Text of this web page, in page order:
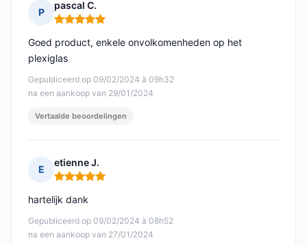
P
pascal C.
Opmerking: 5 van 5
Gepubliceerd op 09/02/2024 à 09h32
na een aankoop van 29/01/2024
Goed product, enkele onvolkomenheden op het
plexiglas
Vertaalde beoordelingen
E
etienne J.
Opmerking: 5 van 5
Gepubliceerd op 09/02/2024 à 08h52
na een aankoop van 27/01/2024
hartelijk dank